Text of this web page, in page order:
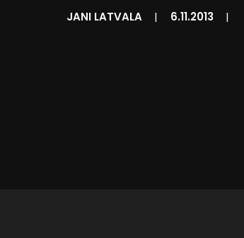
JANI LATVALA | 6.11.2013 |